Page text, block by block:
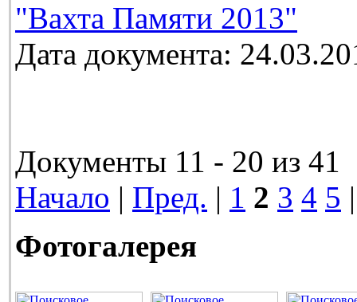
"Вахта Памяти 2013"
Дата документа:
Документы 11 - 20 из 41
Начало | Пред. | 1 2 3 4 5
Фотогалерея